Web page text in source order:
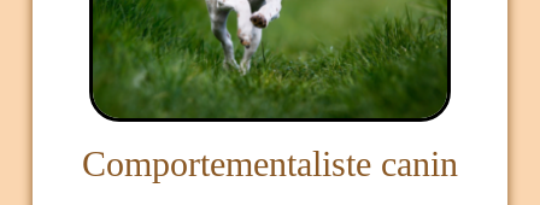
Comportementaliste canin